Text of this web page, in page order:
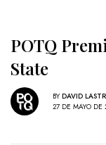
POTQ
State
BY DAVID
27 DE MAYO DE